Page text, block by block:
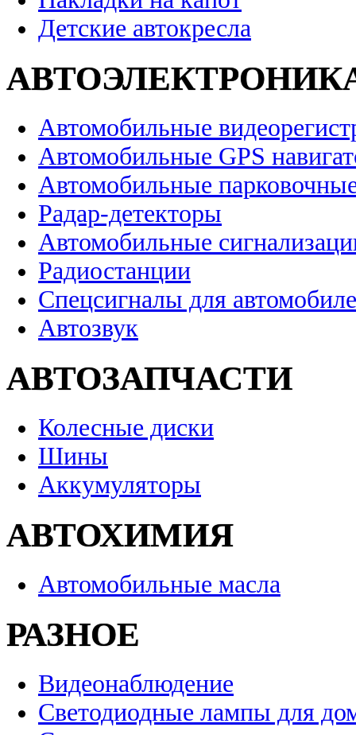
Детские автокресла
Автомобильные
Автомобильные GPS
Автомобильные
Радар-детекторы
Автомобильные
Радиостанции
Спецсигналы для
Автозвук
АВТОЗАПЧАСТИ
Колесные диски
Шины
Аккумуляторы
АВТОХИМИЯ
Автомобильные масла
РАЗНОЕ
Видеонаблюдение
Светодиодные лампы для